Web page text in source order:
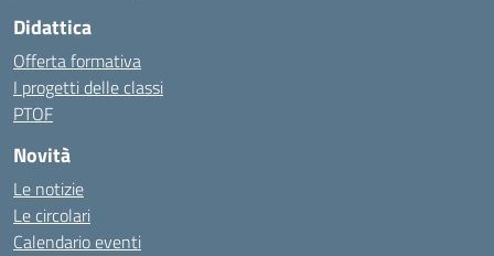
Didattica
Offerta formativa
I progetti delle classi
PTOF
Novità
Le notizie
Le circolari
Calendario eventi